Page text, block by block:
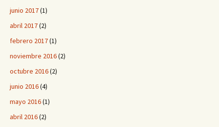
junio 2017(1)
abril 2017(2)
febrero 2017(1)
noviembre 2016(2)
octubre 2016(2)
junio 2016(4)
mayo 2016(1)
abril 2016(2)